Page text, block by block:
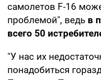
самолетов F-16
проблемой", ведь в
всего 50
"У нас их
понадобиться